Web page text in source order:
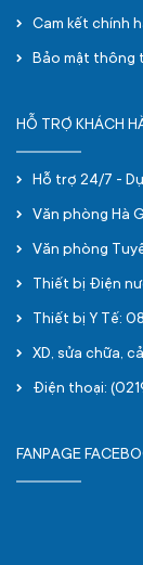
Cam kết chính
Bảo mật thông
HỖ TRỢ KHÁCH
Hỗ trợ 24/7 -
Văn phòng Hà
Văn phòng
Thiết bị Điện
Thiết bị Y Tế:
XD, sửa chữa,
Điện thoại:
FANPAGE